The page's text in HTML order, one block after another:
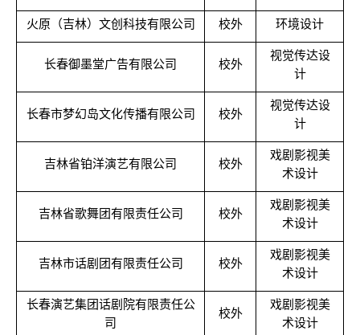
火原（吉林）文创科技有限公司 校外 环境设计
长春御墨堂广告有限公司 校外
视觉传达设
计
长春市梦幻岛文化传播有限公司 校外
视觉传达设
计
吉林省铂洋演艺有限公司 校外
戏剧影视美
术设计
吉林省歌舞团有限责任公司 校外
戏剧影视美
术设计
吉林市话剧团有限责任公司 校外
戏剧影视美
术设计
长春演艺集团话剧院有限责任公
司
校外
戏剧影视美
术设计